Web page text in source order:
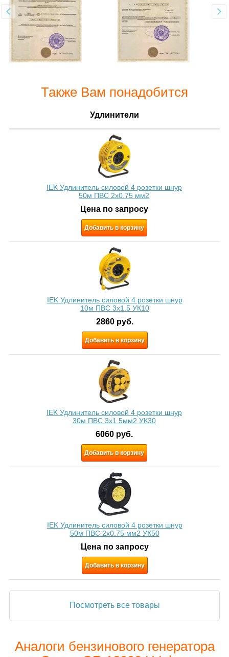
Также Вам понадобится
Удлинители
IEK Удлинитель силовой 4 розетки шнур
50м ПВС 2х0.75 мм2
Цена по запросу
Добавить в корзину
IEK Удлинитель силовой 4 розетки шнур
10м ПВС 3x1.5 УК10
2860 руб.
Добавить в корзину
IEK Удлинитель силовой 4 розетки шнур
30м ПВС 3х1.5мм2 УК30
6060 руб.
Добавить в корзину
IEK Удлинитель силовой 4 розетки шнур
50м ПВС 2х0.75 мм2 УК50
Цена по запросу
Добавить в корзину
Посмотреть все товары
Аналоги бензинового генератора